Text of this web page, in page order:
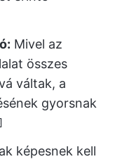
Mivel az
összes
váltak, a
gyorsnak
képesnek kell